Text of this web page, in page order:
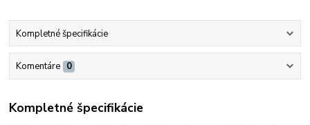
Kompletné špecifikácie
Komentáre 0
Kompletné špecifikácie